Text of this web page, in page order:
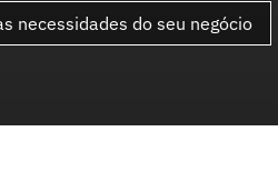
necessidades do seu negócio